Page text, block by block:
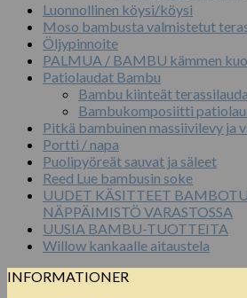
Luonnollinen köysi/köysi
Moso bambusta valmistetut
Öljypinnoite
PALMUA / BAMBU kämmen
Patiolaudat Bambu
Bambu kiinteät
Bambukomposiitti
Pitkä bambuinen massiivilevy ja
Portti / napa
Puolipyöreät sauvat ja säleet
Reed Lue bambusin soke
UUDET KÄSITTEET
NÄPPÄIMISTÖ VARASTOSSA
UUSIA BAMBU-TUOTTEITA
Willow kankaalle aitaustela
INFORMATIONER